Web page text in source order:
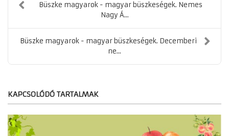
Büszke magyarok - magyar büszkeségek. Nemes
Nagy Á...
Büszke magyarok - magyar büszkeségek. Decemberi
ne...
KAPCSOLÓDÓ TARTALMAK